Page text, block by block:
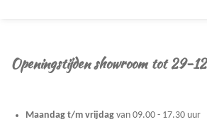
Openingstijden showroom tot 29-12
Maandag t/m vrijdag van 09.00 - 17.30 uur